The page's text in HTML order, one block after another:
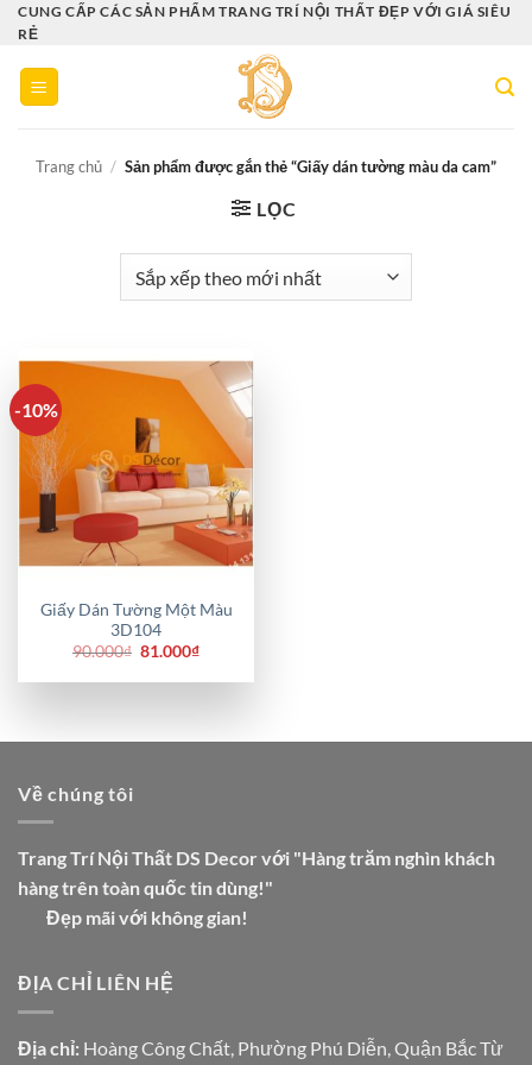
Bỏ
qua
nội
dung
CUNG CẤP CÁC SẢN PHẨM TRANG TRÍ NỘI THẤT ĐẸP VỚI GIÁ SIÊU
RẺ
Trang chủ / Sản phẩm được gắn thẻ “Giấy dán tường màu da cam”
LỌC
-10%
Giấy Dán Tường Một Màu
3D104
90.000₫ Giá
là:
81.000₫Giá
tại
Về chúng tôi
Trang Trí Nội Thất DS Decor với "Hàng trăm nghìn khách
hàng trên toàn quốc tin dùng!"
Đẹp mãi với không gian!
ĐỊA CHỈ LIÊN HỆ
Địa chỉ: Hoàng Công Chất, Phường Phú Diễn, Quận Bắc Từ